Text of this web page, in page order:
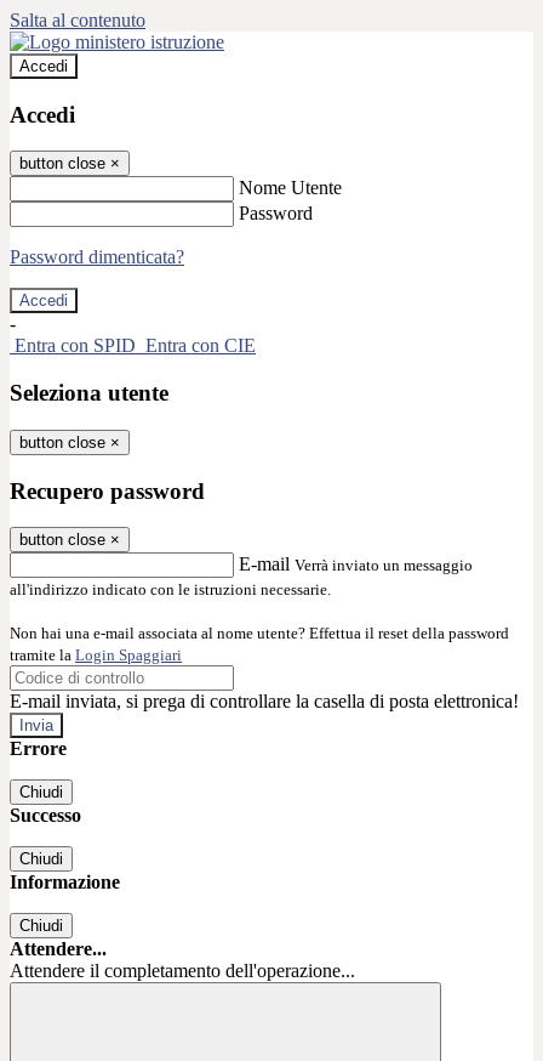
Salta al contenuto
Accedi
Accedi
button close ×
Nome Utente
Password
Password dimenticata?
-
Entra con SPID Entra con CIE
Seleziona utente
button close ×
Recupero password
button close ×
E-mail Verrà inviato un messaggio
all'indirizzo indicato con le istruzioni necessarie.
Non hai una e-mail associata al nome utente? Effettua il reset della password
tramite la Login Spaggiari
E-mail inviata, si prega di controllare la casella di posta elettronica!
Errore
Chiudi
Successo
Chiudi
Informazione
Chiudi
Attendere...
Attendere il completamento dell'operazione...